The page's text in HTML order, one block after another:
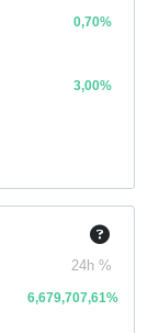
0,70%
3,00%
24h %
6,679,707,61%